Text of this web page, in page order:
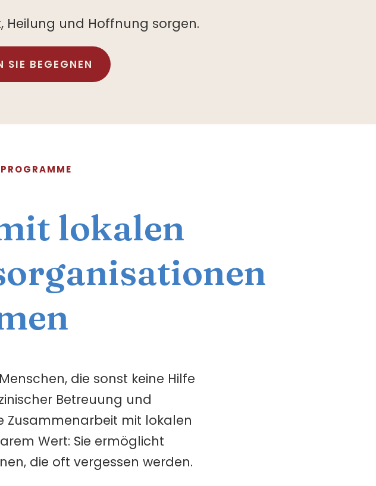
Heilung und Hoffnung sorgen.
SIE BEGEGNEN
lokalen
die sonst keine Hilfe
Betreuung und
Zusammenarbeit mit lokalen
Wert: Sie ermöglicht
die oft vergessen werden.